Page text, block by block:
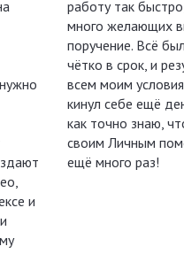
и
работу так
много желающих
поручение. Всё
чётко в срок, и
всем моим
кинул себе ещё
как точно знаю,
своим Личным
ещё много раз!